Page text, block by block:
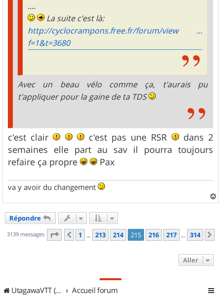
....
La suite c'est là:
http://cyclocrampons.free.fr/forum/view ...
f=1&t=3680
Avec un beau vélo comme ça, t'aurais pu
t'appliquer pour la gaine de ta TDS
c'est clair c'est pas une RSR
dans 2
semaines elle part au sav il pourra toujours
refaire ça propre
Pax
va y avoir du changement
a
Répondre
3139 messages Page 215 sur314
Précédent
1 … 213 214 215 216 217 … 314
Aller
UtagawaVTT (Randos VTT et VTTAE avec traces GPS) Accueil forum